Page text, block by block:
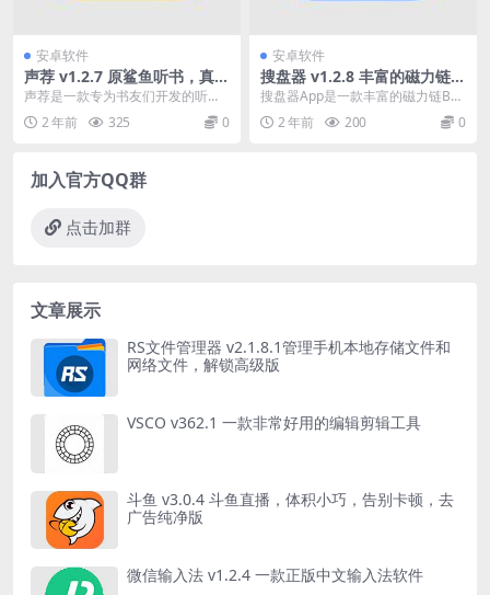
安卓软件
声荐 v1.2.7 原鲨鱼听书，真人
带感情的专业演播，清爽版
声荐是一款专为书友们开发的听书
软件，它内置了丰富的资源。与其
他类似软件不同的是，...
2 年前 325 0
安卓软件
搜盘器 v1.2.8 丰富的磁力链B
T种子、网盘资源搜索引擎，
解锁会员版
搜盘器App是一款丰富的磁力链BT
种子搜索引擎，拥有海量的资源
库，供用户搜索自己...
2 年前 200 0
加入官方QQ群
点击加群
文章展示
RS文件管理器 v2.1.8.1管理手机本地存储文件和
网络文件，解锁高级版
VSCO v362.1 一款非常好用的编辑剪辑工具
斗鱼 v3.0.4 斗鱼直播，体积小巧，告别卡顿，去
广告纯净版
微信输入法 v1.2.4 一款正版中文输入法软件